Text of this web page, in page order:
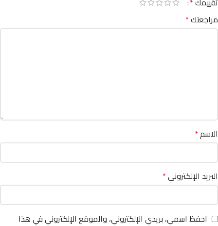
مراجعتك*
الاسم*
البريد الإلكتروني*
احفظ اسمي، بريدي الإلكتروني، والموقع الإلكتروني في هذا